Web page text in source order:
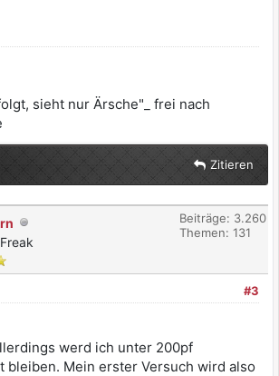
sieht nur Ärsche"_ frei nach
Zitieren
Beiträge: 3.260
Themen: 131
#3
werd ich unter 200pf
bleiben. Mein erster Versuch wird also